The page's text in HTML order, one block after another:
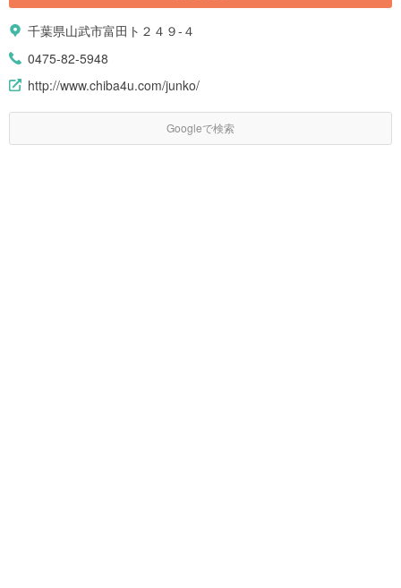
千葉県山武市富田ト２４９-４
0475-82-5948
http://www.chiba4u.com/junko/
Googleで検索